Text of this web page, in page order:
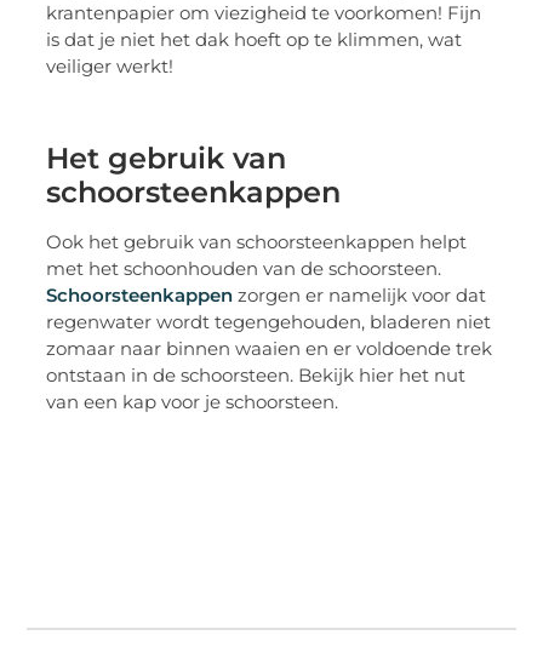
krantenpapier om viezigheid te voorkomen! Fijn
is dat je niet het dak hoeft op te klimmen, wat
veiliger werkt!
Het gebruik van
schoorsteenkappen
Ook het gebruik van schoorsteenkappen helpt
met het schoonhouden van de schoorsteen.
Schoorsteenkappen zorgen er namelijk voor dat
regenwater wordt tegengehouden, bladeren niet
zomaar naar binnen waaien en er voldoende trek
ontstaan in de schoorsteen. Bekijk hier het nut
van een kap voor je schoorsteen.